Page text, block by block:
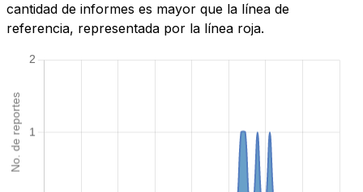
cantidad de informes es mayor que la línea de
referencia, representada por la línea roja.